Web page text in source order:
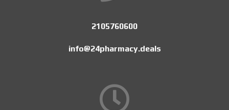
2105760600
info@24pharmacy.deals